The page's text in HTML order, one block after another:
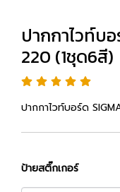
ปากกาไวท์บ
220 (1ชุด6สี)
ปากกาไวท์บอร์ด
ป้ายสติ๊กเกอร์